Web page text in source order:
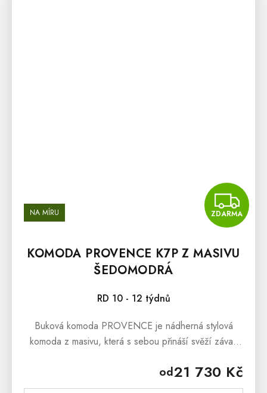
NA MÍRU ZDARMA
KOMODA PROVENCE K7P Z MASIVU
ŠEDOMODRÁ
RD 10 - 12 týdnů
od21 730 Kč
Buková komoda PROVENCE je nádherná stylová
komoda z masivu, která s sebou přináší svěží závan
komoda PROVENCE je vyrobena z masivního...